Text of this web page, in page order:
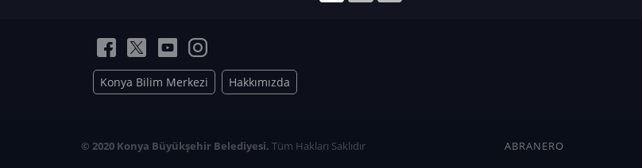
Konya Bilim Merkezi Hakkımızda
© 2020 Konya Büyükşehir Belediyesi. Tüm Hakları Saklıdır ABRANERO